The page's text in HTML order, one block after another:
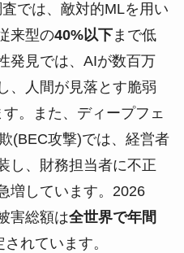
では、敵対的MLを用い
来型の40%以下まで低
発見では、AIが数百万
、人間が見落とす脆弱
す。また、ディープフェ
(BEC攻撃)では、経営者
し、財務担当者に不正
増しています。2026
害総額は全世界で年間
れています。